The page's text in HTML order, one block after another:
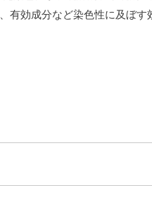
効成分など染色性に及ぼ